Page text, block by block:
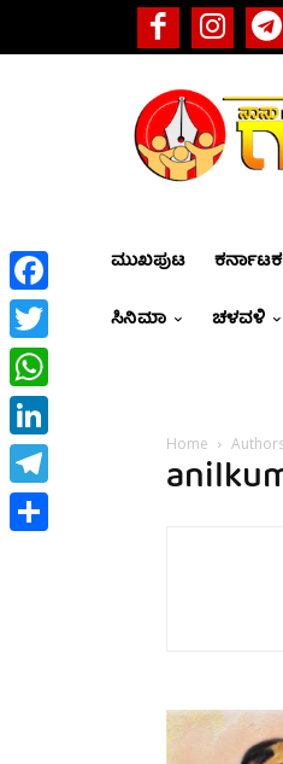
ಮುಖಪುಟ ಕರ್ನಾಟಕ
ಸಿನಿಮಾ
ಚಳವಳಿ
Home
Facebook
Twitter
WhatsApp
LinkedIn
Telegram